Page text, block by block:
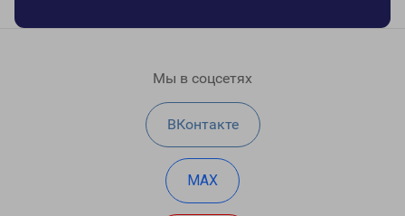
Мы в соцсетях
ВКонтакте
MAX